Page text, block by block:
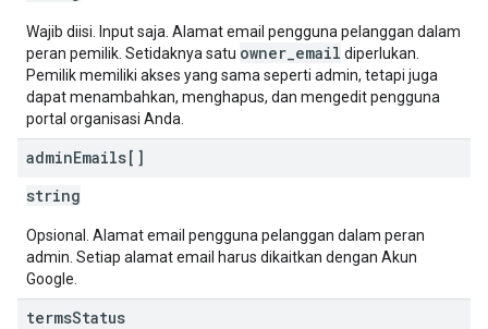
Wajib diisi. Input saja. Alamat email pengguna pelanggan dalam
peran pemilik. Setidaknya satu owner_email diperlukan.
Pemilik memiliki akses yang sama seperti admin, tetapi juga
dapat menambahkan, menghapus, dan mengedit pengguna
portal organisasi Anda.
adminEmails[]
string
Opsional. Alamat email pengguna pelanggan dalam peran
admin. Setiap alamat email harus dikaitkan dengan Akun
Google.
termsStatus